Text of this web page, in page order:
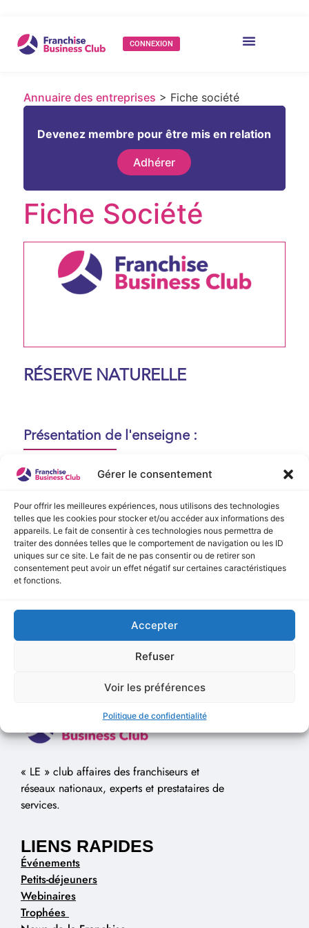
Gérer le consentement
Pour offrir les meilleures expériences, nous utilisons des technologies
telles que les cookies pour stocker et/ou accéder aux informations des
appareils. Le fait de consentir à ces technologies nous permettra de
traiter des données telles que le comportement de navigation ou les ID
uniques sur ce site. Le fait de ne pas consentir ou de retirer son
consentement peut avoir un effet négatif sur certaines caractéristiques
et fonctions.
Accepter
Refuser
Voir les préférences
Politique de confidentialité
CONNEXION
Annuaire des entreprises > Fiche société
Devenez membre pour être mis en relation
Adhérer
Fiche Société
RÉSERVE NATURELLE
Présentation de l'enseigne :
Aucune présentation n'est disponible
actuellement !
Vidéo de Présentation
Aucune vidéo disponible.
« LE » club affaires des franchiseurs et
réseaux nationaux, experts et prestataires de
services.
LIENS RAPIDES
Événements
Petits-déjeuners
Webinaires
Trophées